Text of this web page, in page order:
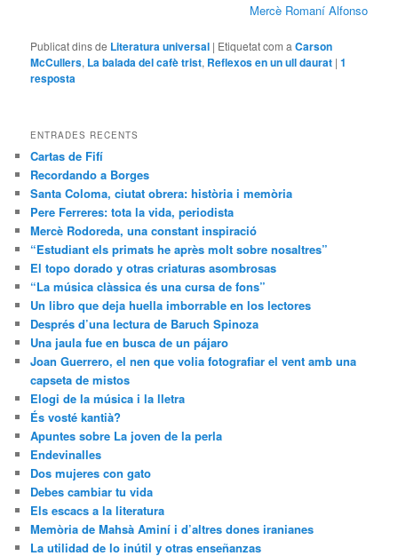
Mercè Romaní Alfonso
Publicat dins de Literatura universal | Etiquetat com a Carson
McCullers, La balada del cafè trist, Reflexos en un ull daurat |1
resposta
ENTRADES RECENTS
Cartas de Fifí
Recordando a Borges
Santa Coloma, ciutat obrera: història i memòria
Pere Ferreres: tota la vida, periodista
Mercè Rodoreda, una constant inspiració
“Estudiant els primats he après molt sobre nosaltres”
El topo dorado y otras criaturas asombrosas
“La música clàssica és una cursa de fons”
Un libro que deja huella imborrable en los lectores
Després d’una lectura de Baruch Spinoza
Una jaula fue en busca de un pájaro
Joan Guerrero, el nen que volia fotografiar el vent amb una
capseta de mistos
Elogi de la música i la lletra
És vosté kantià?
Apuntes sobre La joven de la perla
Endevinalles
Dos mujeres con gato
Debes cambiar tu vida
Els escacs a la literatura
Memòria de Mahsà Aminí i d’altres dones iranianes
La utilidad de lo inútil y otras enseñanzas